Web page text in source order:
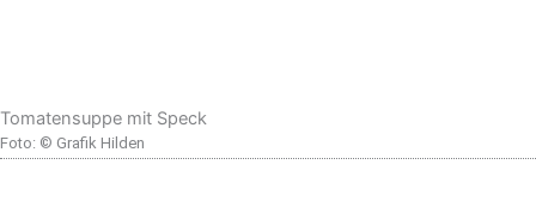
Tomatensuppe mit Speck
Foto: © Grafik Hilden